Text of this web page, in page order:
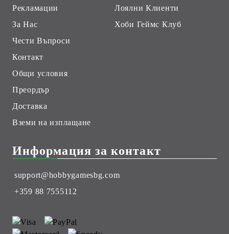
Рекламации
За Нас
Чести Въпроси
Контакт
Общи условия
Преордър
Доставка
Вземи на изплащане
Лоялни Клиенти
Хоби Геймс Клуб
Информация за контакт
support@hobbygamesbg.com
+359 88 7555112